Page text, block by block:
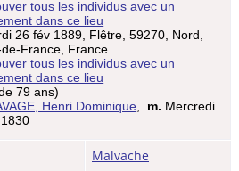
26 fév 1889, Flêtre, 59270, Nord,
France, France
79 ans)
Henri Dominique m. Mercredi
Malvache